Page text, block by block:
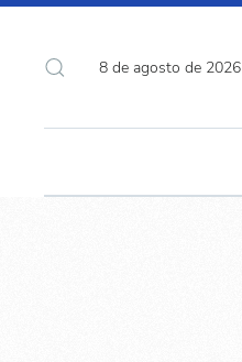
8 de agosto de 2026